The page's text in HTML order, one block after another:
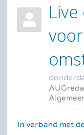
In verband met